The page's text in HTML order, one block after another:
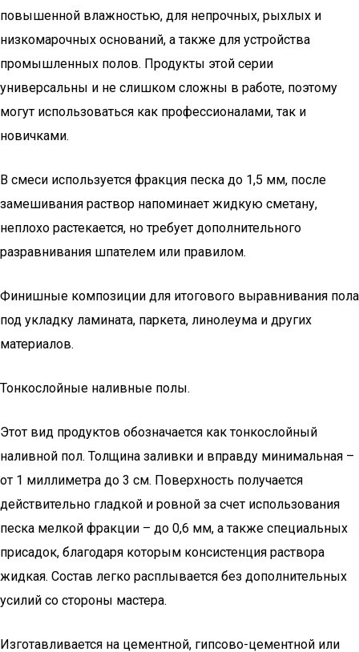
повышенной влажностью, для непрочных, рыхлых и
низкомарочных оснований, а также для устройства
промышленных полов. Продукты этой серии
универсальны и не слишком сложны в работе, поэтому
могут использоваться как профессионалами, так и
новичками.
В смеси используется фракция песка до 1,5 мм, после
замешивания раствор напоминает жидкую сметану,
неплохо растекается, но требует дополнительного
разравнивания шпателем или правилом.
Финишные композиции для итогового выравнивания пола
под укладку ламината, паркета, линолеума и других
материалов.
Тонкослойные наливные полы.
Этот вид продуктов обозначается как тонкослойный
наливной пол. Толщина заливки и вправду минимальная –
от 1 миллиметра до 3 см. Поверхность получается
действительно гладкой и ровной за счет использования
песка мелкой фракции – до 0,6 мм, а также специальных
присадок, благодаря которым консистенция раствора
жидкая. Состав легко расплывается без дополнительных
усилий со стороны мастера.
Изготавливается на цементной, гипсово-цементной или